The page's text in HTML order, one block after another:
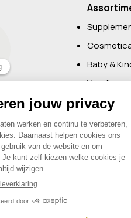
Baby &
Voeding
Boeken
Non-Food
Diervoeding
rechten voorbehouden |